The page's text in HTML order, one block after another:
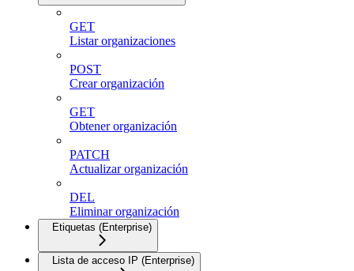
GET
Listar organizaciones
POST
Crear organización
GET
Obtener organización
PATCH
Actualizar organización
DEL
Eliminar organización
Etiquetas (Enterprise)
Lista de acceso IP (Enterprise)